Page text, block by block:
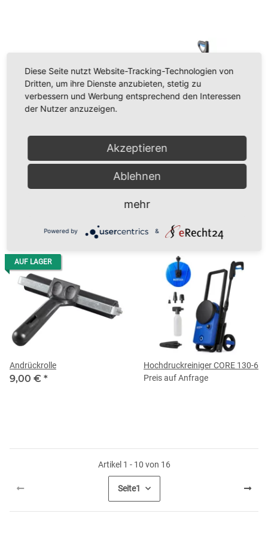
Streichset
Hochdruckreiniger MC 2C-150-
627,90 €
AUF LAGER
Andrückrolle
9,00 € *
Hochdruckreiniger CORE 130-6
Preis auf Anfrage
Artikel 1 - 10 von 16
Seite1
Diese Seite nutzt Website-Tracking-Technologien von
Dritten, um ihre Dienste anzubieten, stetig zu
verbessern und Werbung entsprechend den Interessen
der Nutzer anzuzeigen.
Akzeptieren
Ablehnen
mehr
Powered by &